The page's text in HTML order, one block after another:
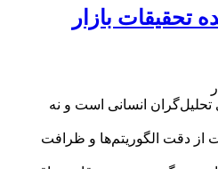
بازار
انسانی است و نه
از دقت الگوریتم‌ها و ظرافت